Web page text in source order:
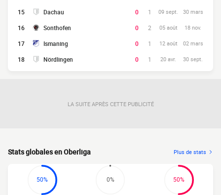
15 Dachau 0 1 09 sept. 30 mars
16 Sonthofen 0 2 05 août 18 nov.
17 Ismaning 0 1 12 août 02 mars
18 Nördlingen 0 1 20 avr. 30 sept.
LA SUITE APRÈS CETTE PUBLICITÉ
Stats globales en Oberliga Plus de stats
50% 0% 50%